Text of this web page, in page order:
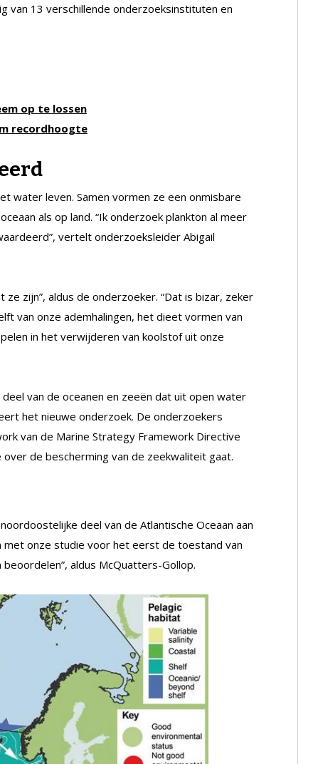
van 13 verschillende onderzoeksinstituten en
op te lossen
recordhoogte
water leven. Samen vormen ze een onmisbare
als op land. “Ik onderzoek plankton al meer
vertelt onderzoeksleider Abigail
zijn”, aldus de onderzoeker. “Dat is bizar, zeker
van onze ademhalingen, het dieet vormen van
in het verwijderen van koolstof uit onze
van de oceanen en zeeën dat uit open water
het nieuwe onderzoek. De onderzoekers
van de Marine Strategy Framework Directive
de bescherming van de zeekwaliteit gaat.
deel van de Atlantische Oceaan aan
met onze studie voor het eerst de toestand van
aldus McQuatters-Gollop.